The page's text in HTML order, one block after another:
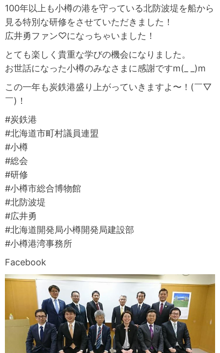
100年以上も小樽の港を守っている北防波堤を船から
見る特別な研修をさせていただきました！
広井勇ファン♡になっちゃいました！
とても楽しく貴重な学びの機会になりました。
お世話になった小樽のみなさまに感謝ですm(_ _)m
この一年も炭鉄港盛り上がっていきますよ〜！(￣▽
￣)！
#炭鉄港
#北海道市町村議員連盟
#小樽
#総会
#研修
#小樽市総合博物館
#北防波堤
#広井勇
#北海道開発局小樽開発局建設部
#小樽港湾事務所
Facebook